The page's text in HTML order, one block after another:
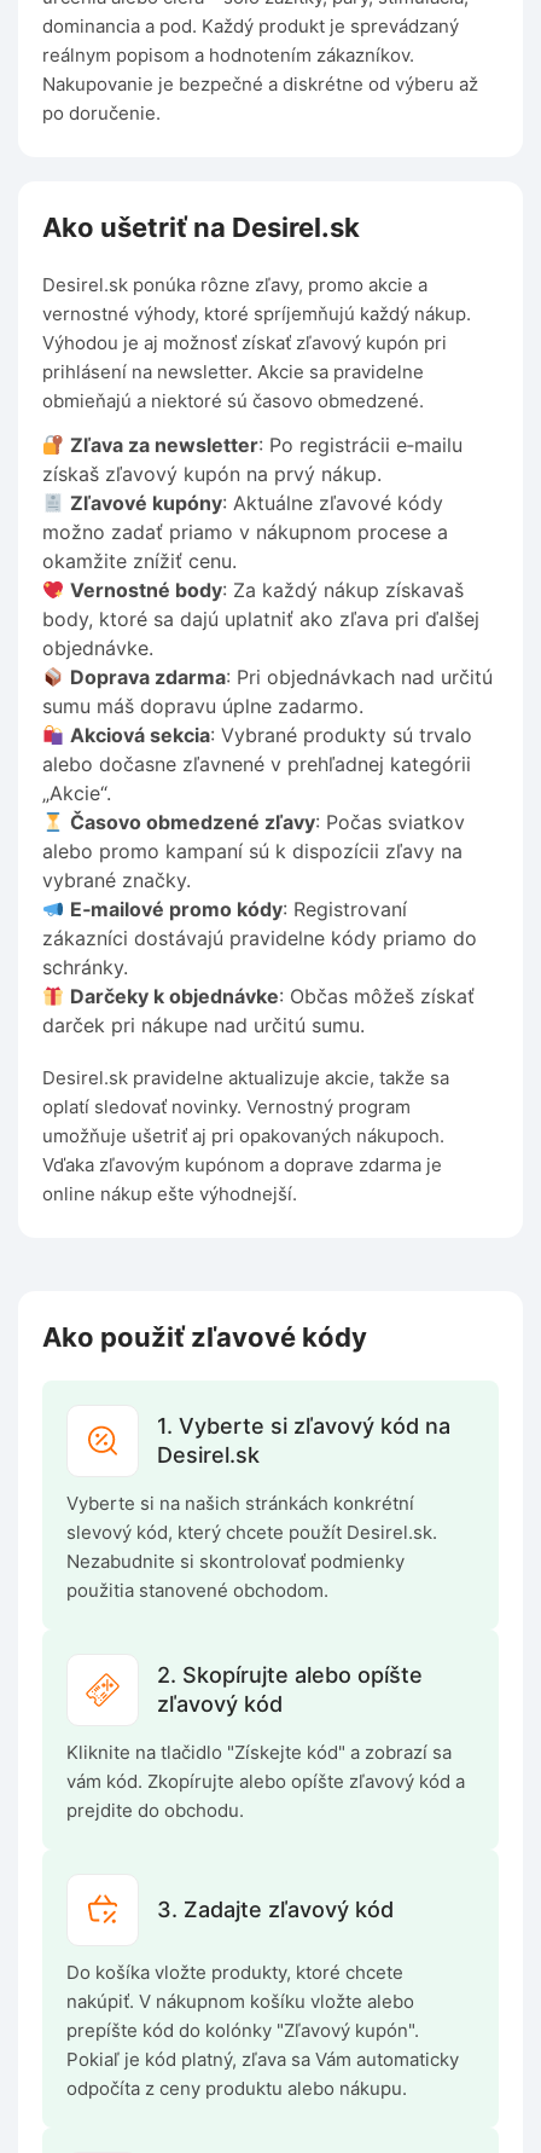
dominancia a pod. Každý produkt je sprevádzaný
reálnym popisom a hodnotením zákazníkov.
Nakupovanie je bezpečné a diskrétne od výberu až
po doručenie.
Ako ušetriť na Desirel.sk
Desirel.sk ponúka rôzne zľavy, promo akcie a
vernostné výhody, ktoré spríjemňujú každý nákup.
Výhodou je aj možnosť získať zľavový kupón pri
prihlásení na newsletter. Akcie sa pravidelne
obmieňajú a niektoré sú časovo obmedzené.
Zľava za newsletter: Po registrácii e‑mailu
získaš zľavový kupón na prvý nákup.
Zľavové kupóny: Aktuálne zľavové kódy
možno zadať priamo v nákupnom procese a
okamžite znížiť cenu.
Vernostné body: Za každý nákup získavaš
body, ktoré sa dajú uplatniť ako zľava pri ďalšej
objednávke.
Doprava zdarma: Pri objednávkach nad určitú
sumu máš dopravu úplne zadarmo.
Akciová sekcia: Vybrané produkty sú trvalo
alebo dočasne zľavnené v prehľadnej kategórii
„Akcie“.
Časovo obmedzené zľavy: Počas sviatkov
alebo promo kampaní sú k dispozícii zľavy na
vybrané značky.
E‑mailové promo kódy: Registrovaní
zákazníci dostávajú pravidelne kódy priamo do
schránky.
Darčeky k objednávke: Občas môžeš získať
darček pri nákupe nad určitú sumu.
Desirel.sk pravidelne aktualizuje akcie, takže sa
oplatí sledovať novinky. Vernostný program
umožňuje ušetriť aj pri opakovaných nákupoch.
Vďaka zľavovým kupónom a doprave zdarma je
online nákup ešte výhodnejší.
Ako použiť zľavové kódy
1. Vyberte si zľavový kód na
Desirel.sk
Vyberte si na našich stránkách konkrétní
slevový kód, který chcete použít Desirel.sk.
Nezabudnite si skontrolovať podmienky
použitia stanovené obchodom.
2. Skopírujte alebo opíšte
zľavový kód
Kliknite na tlačidlo "Získejte kód" a zobrazí sa
vám kód. Zkopírujte alebo opíšte zľavový kód a
prejdite do obchodu.
3. Zadajte zľavový kód
Do košíka vložte produkty, ktoré chcete
nakúpiť. V nákupnom košíku vložte alebo
prepíšte kód do kolónky "Zľavový kupón".
Pokiaľ je kód platný, zľava sa Vám automaticky
odpočíta z ceny produktu alebo nákupu.